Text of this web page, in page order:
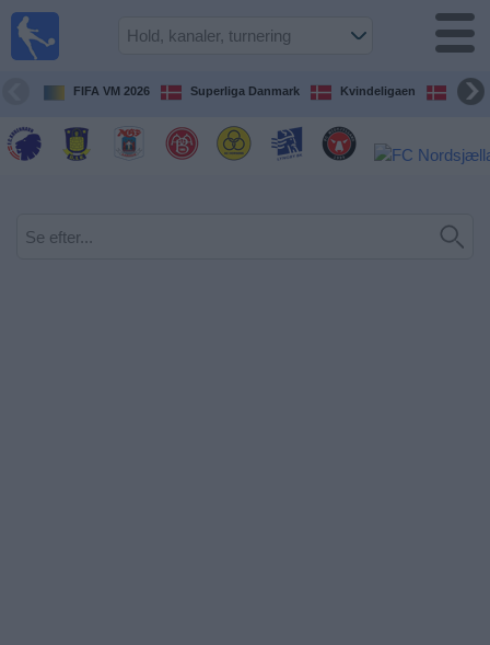
FIFA VM 2026 Superliga Danmark Kvindeligaen DBU
Fodbold
TV-
fodboldkampe
fodboldkampe